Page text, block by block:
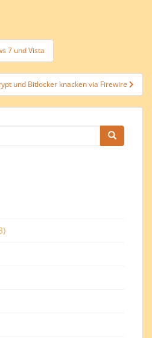
7 und Vista
und Bitlocker knacken via Firewire